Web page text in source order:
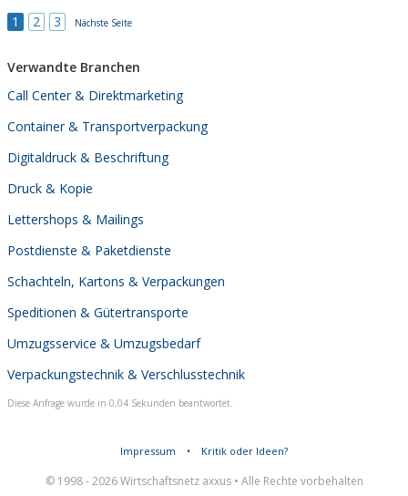
Ihren Vorstellungen gewachsen sein. Daher verkaufen wir alle
1 2 3 Nächste Seite
Verwandte Branchen
Call Center & Direktmarketing
Container & Transportverpackung
Digitaldruck & Beschriftung
Druck & Kopie
Lettershops & Mailings
Postdienste & Paketdienste
Schachteln, Kartons & Verpackungen
Speditionen & Gütertransporte
Umzugsservice & Umzugsbedarf
Verpackungstechnik & Verschlusstechnik
Diese Anfrage wurde in 0,04 Sekunden beantwortet.
Impressum • Kritik oder Ideen?
© 1998 - 2026 Wirtschaftsnetz axxus • Alle Rechte vorbehalten